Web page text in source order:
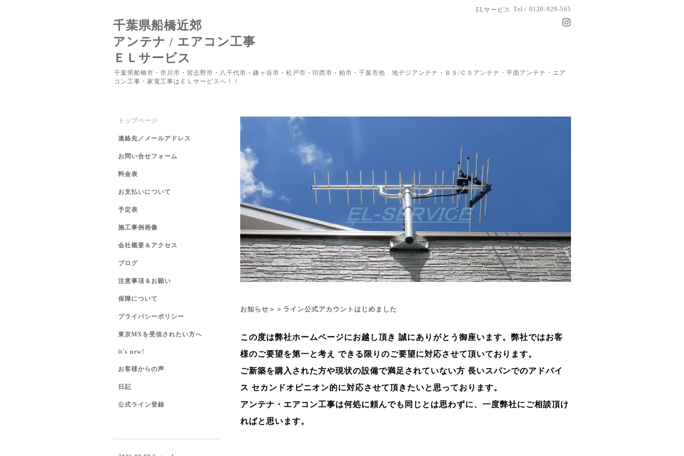
ELサービス Tel / 0120-929-565
千葉県船橋近郊
アンテナ / エアコン工事
ＥＬサービス
千葉県船橋市・市川市・習志野市・八千代市・鎌ヶ谷市・松戸市・印西市・柏市・千葉市他 地デジアンテナ・ＢＳ/ＣＳアンテナ・平面アンテナ・エア
コン工事・家電工事はＥＬサービスへ！！
お知らせ＞＞ライン公式アカウントはじめました
この度は弊社ホームページにお越し頂き 誠にありがとう御座います。 弊社ではお客
様のご要望を第一と考え できる限りのご要望に対応させて頂いております。
ご新築を購入された方や現状の設備で満足されていない方 長いスパンでのアドバイ
ス セカンドオピニオン的に対応させて頂きたいと思っております。
アンテナ・エアコン工事は何処に頼んでも同じとは思わずに、 一度弊社にご相談頂け
ればと思います。
トップページ
連絡先／メールアドレス
お問い合せフォーム
料金表
お支払いについて
予定表
施工事例画像
会社概要＆アクセス
ブログ
注意事項＆お願い
保障について
プライバシーポリシー
東京MXを受信されたい方へ
it's new!
お客様からの声
日記
公式ライン登録